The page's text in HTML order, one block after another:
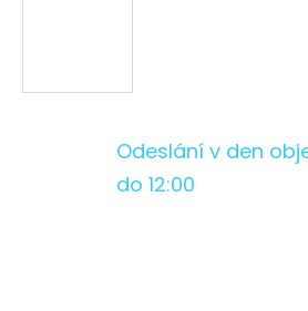
Odeslání v den
do 12:00